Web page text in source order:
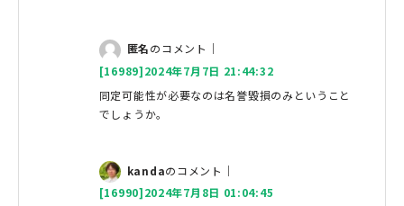
匿名のコメント｜
[16989]2024年7月7日 21:44:32
同定可能性が必要なのは名誉毀損のみということ
でしょうか。
kandaのコメント｜
[16990]2024年7月8日 01:04:45